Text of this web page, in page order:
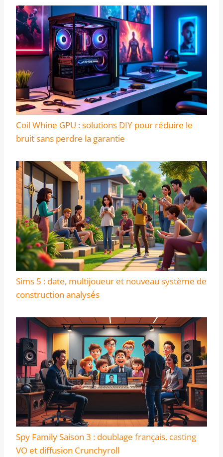
Coil Whine GPU : solutions DIY pour réduire le
bruit sans perdre la garantie
Sims 5 : date, multijoueur et nouveau système de
construction analysés
Spy Family Saison 3 : doublage français, casting
VO et diffusion Crunchyroll